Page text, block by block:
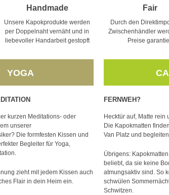
Handmade
Unsere Kapokprodukte werden
per Doppelnaht vernäht und in
liebevoller Handarbeit gestopft
Fair
Durch den
Zwischenhändler
Preise
YOGA
kurzen Meditations- oder
unserer
Die formfesten Kissen und
Begleiter für Yoga,
zieht mit jedem Kissen auch
Flair in dein Heim ein.
FERNWEH?
Hecktür auf, Matte rein
Die Kapokmatten
Van Platz und
Übrigens:
beliebt, da sie keine
atmungsaktiv sind. So
schwülen
Schwitzen.